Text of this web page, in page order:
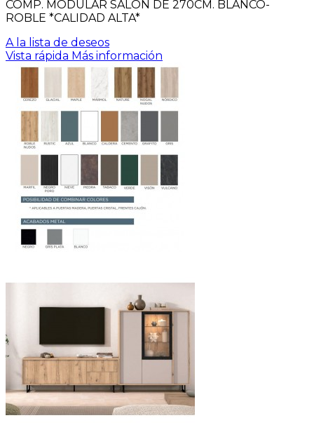
COMP. MODULAR SALON DE 270CM. BLANCO-
ROBLE *CALIDAD ALTA*
A la lista de deseos
Vista rápida Más información